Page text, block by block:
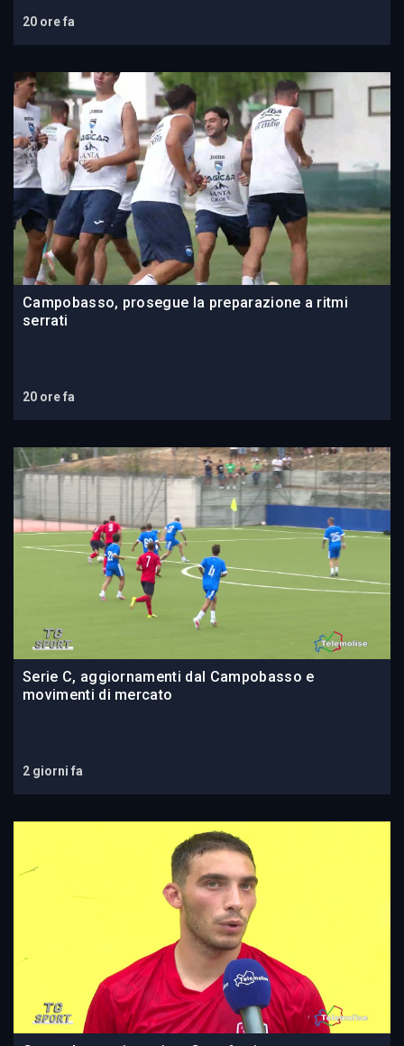
20 ore fa
Campobasso, prosegue la preparazione a ritmi
serrati
20 ore fa
Serie C, aggiornamenti dal Campobasso e
movimenti di mercato
2 giorni fa